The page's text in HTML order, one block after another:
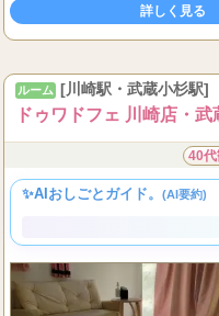
詳しく見る
ルーム [川崎駅・武蔵小杉駅]
ドゥワドフェ 川崎店・武
40
✨AIおしごとガイド。 (AI要約)
なたの頑張りが業界最高水
済的なゆとりと自分らしく